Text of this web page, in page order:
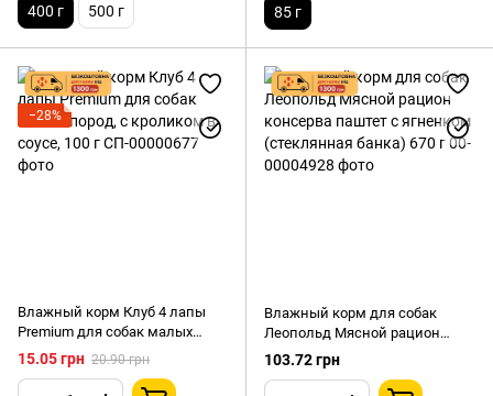
400 г 500 г 85 г
−28%
Влажный корм Клуб 4 лапы
Premium для собак малых
пород, с кроликом в соусе, 100
15.05 грн 20.90 грн
Влажный корм для собак
Леопольд Мясной рацион
консерва паштет с ягненком
(стеклянная банка) 670 г
103.72 грн